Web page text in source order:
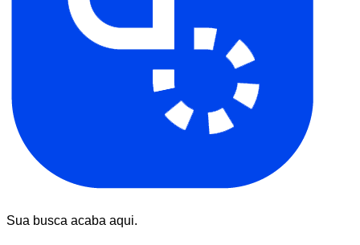
Sua busca acaba aqui.